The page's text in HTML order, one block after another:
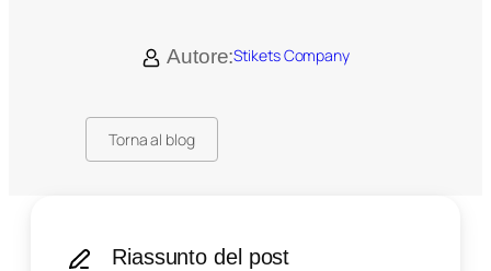
Autore:Stikets Company
Torna al blog
Riassunto del post